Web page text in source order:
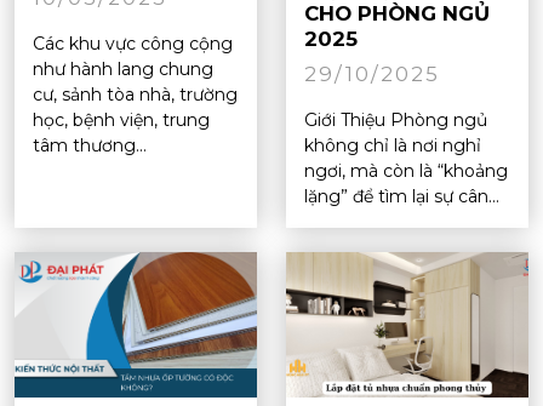
Các khu vực công cộng
như hành lang chung
cư, sảnh tòa nhà, trường
học, bệnh viện, trung
tâm thương...
CHO PHÒNG NGỦ
2025
29/10/2025
Giới Thiệu Phòng ngủ
không chỉ là nơi nghỉ
ngơi, mà còn là “khoảng
lặng” để tìm lại sự cân...